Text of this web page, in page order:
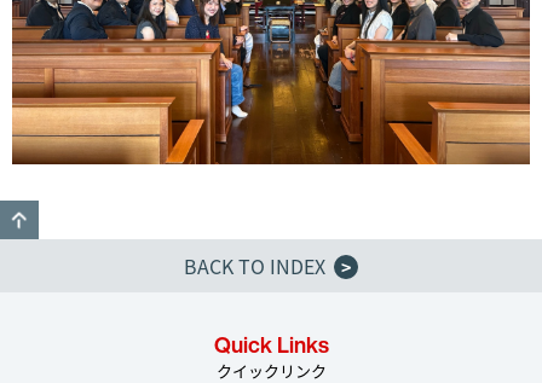
BACK TO INDEX
>
Quick Links
クイックリンク